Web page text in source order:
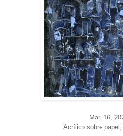
Mar. 16,
Acrílico sobre